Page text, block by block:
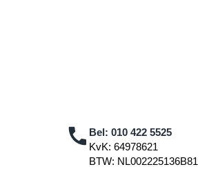
Bel: 010 422 5525
KvK: 64978621
BTW: NL002225136B81